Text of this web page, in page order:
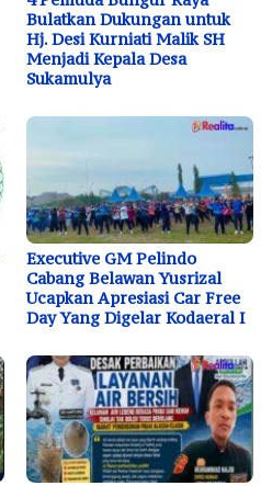
Bulatkan Dukungan untuk
Hj. Desi Kurniati Malik SH
Menjadi Kepala Desa
Sukamulya
Executive GM Pelindo
Cabang Belawan Yusrizal
Ucapkan Apresiasi Car Free
Day Yang Digelar Kodaeral I